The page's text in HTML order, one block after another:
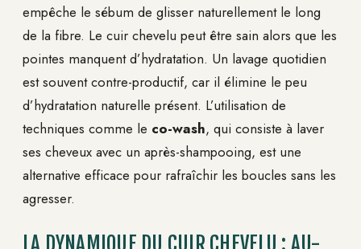
empêche le sébum de glisser naturellement le long
de la fibre. Le cuir chevelu peut être sain alors que les
pointes manquent d’hydratation. Un lavage quotidien
est souvent contre-productif, car il élimine le peu
d’hydratation naturelle présent. L’utilisation de
techniques comme le co-wash, qui consiste à laver
ses cheveux avec un après-shampooing, est une
alternative efficace pour rafraîchir les boucles sans les
agresser.
LA DYNAMIQUE DU CUIR CHEVELU : AU-